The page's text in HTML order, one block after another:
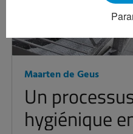
Maarten de Geus
Un
hygiénique